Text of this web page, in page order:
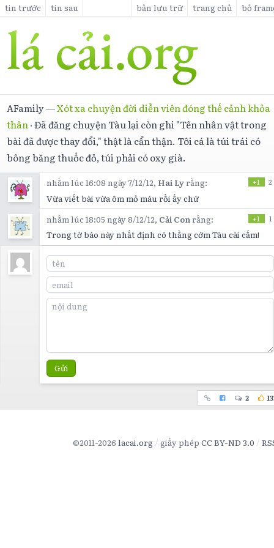
tin trước tin sau bản lưu trữ trang chủ bỏ
AFamily—Xót xa chuyện đời diễn viên đóng thế cảnh khỏa
thân ·Đã đăng chuyện Tàu lại còn ghi "Tên nhân vật trong
bài đã được thay đổi," thật là cẩn thận. Tôi cá là túi trái có
bông băng thuốc đỏ, túi phải có oxy già.
nhằm lúc 16:08 ngày 7/12/12, Hai Lyrằng: +1 2
Vừa viết bài vừa ôm mỏ máu rồi ấy chứ
nhằm lúc 18:05 ngày 8/12/12, Cải Con rằng: +1 1
Trong tờ báo này nhất định có thằng cớm Tàu cài cắm!
Gửi
2
©2011-2026 lacai.org giấy phép CC BY-ND 3.0